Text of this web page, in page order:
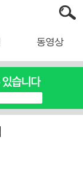
동영상